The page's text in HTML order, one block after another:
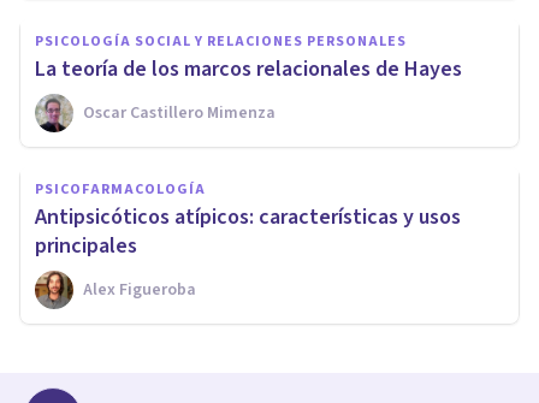
PSICOLOGÍA SOCIAL Y RELACIONES PERSONALES
La teoría de los marcos relacionales de Hayes
Oscar Castillero Mimenza
PSICOFARMACOLOGÍA
Antipsicóticos atípicos: características y usos
principales
Alex Figueroba